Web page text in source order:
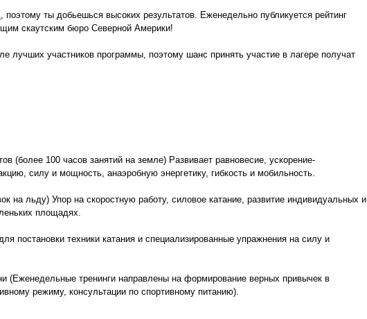
ты добьешься высоких результатов. Еженедельно публикуется рейтинг
скаутским бюро Северной Америки!
лучших участников программы, поэтому шанс принять участие в лагере получат
(более 100 часов занятий на земле) Развивает равновесие, ускорение-
силу и мощность, анаэробную энергетику, гибкость и мобильность.
на льду) Упор на скоростную работу, силовое катание, развитие индивидуальных и
площадях.
постановки техники катания и специализированные упражнения на силу и
(Еженедельные тренинги направлены на формирование верных привычек в
режиму, консультации по спортивному питанию).